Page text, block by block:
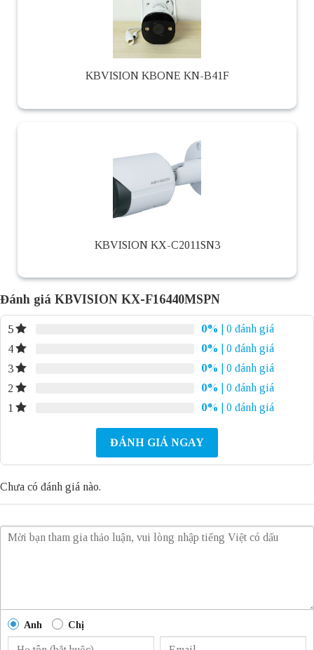
KBVISION KBONE KN-B41F
KBVISION KX-C2011SN3
Đánh giá KBVISION KX-F16440MSPN
5 0%
| 0 đánh giá
4
0%
| 0 đánh giá
3
0%
| 0 đánh giá
2
0%
| 0 đánh giá
1
0% | 0 đánh giá
ĐÁNH GIÁ NGAY
Chưa có đánh giá nào.
Anh Chị